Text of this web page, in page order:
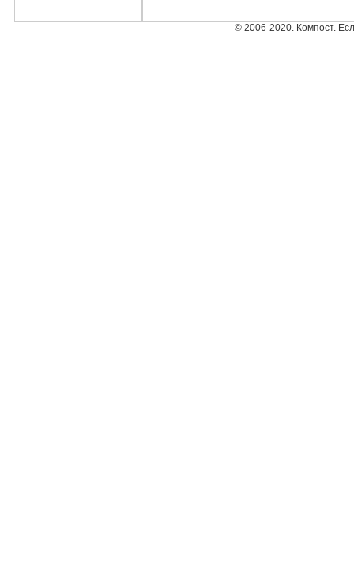
© 2006-2020. Компост.